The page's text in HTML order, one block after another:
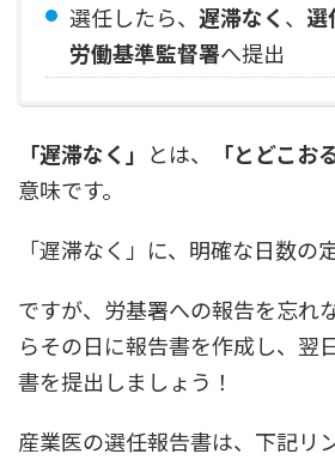
選任したら、 遅滞なく 、 選
労働基準監督署へ提出
「遅滞なく」 とは、 「とどこお
意味です。
「遅滞なく」に、明確な日数の
ですが、労基署への報告を忘れ
らその日に報告書を作成し、翌
書を提出しましょう！
産業医の選任報告書は、下記リ